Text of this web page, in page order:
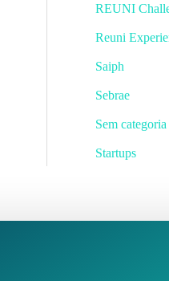
REUNI
Reuni
Saiph
Sebrae
Sem categoria
Startups